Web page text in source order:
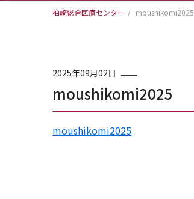
柏崎総合医療センター / moushikomi2025
2025年09月02日
moushikomi2025
moushikomi2025